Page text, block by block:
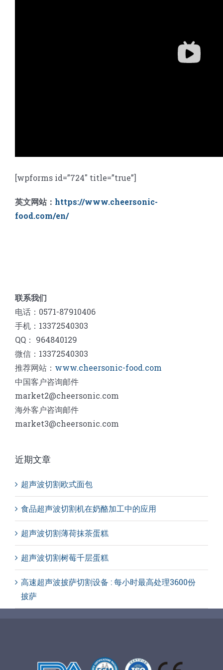
[wpforms id=”724″ title=”true”]
英文网站： https://www.cheersonic-
food.com/en/
联系我们
电话：0571-87910406
手机：13372540303
QQ： 964840129
微信：13372540303
推荐网站： www.cheersonic-food.com
中国客户咨询邮件
market2@cheersonic.com
海外客户咨询邮件
market3@cheersonic.com
近期文章
超声波切割欧式面包
食品超声波切割机在奶酪加工中的应用
超声波切割薄荷抹茶蛋糕
超声波切割树莓千层蛋糕
高速超声波披萨切割设备 : 每小时最高处理3600份
披萨